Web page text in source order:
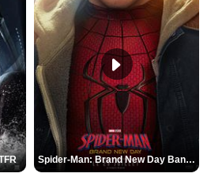
Spider-Man: Brand New Day Bande-annonce VO STFR